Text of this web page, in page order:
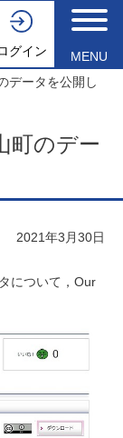
グイン
MENU
データを公開し
町のデー
2021年3月30日
について，Our